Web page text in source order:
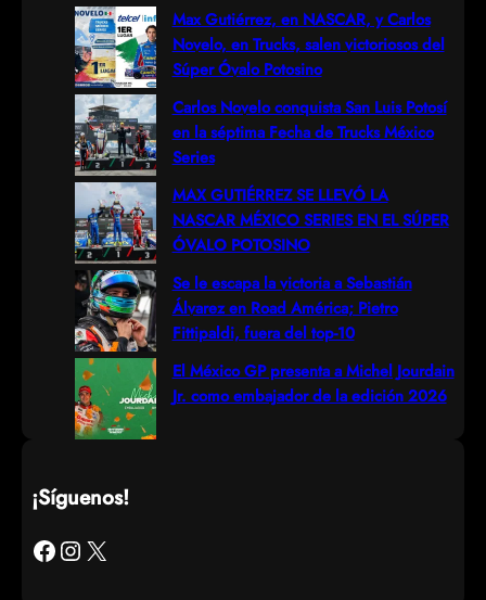
Max Gutiérrez, en NASCAR, y Carlos
Novelo, en Trucks, salen victoriosos del
Súper Óvalo Potosino
Carlos Novelo conquista San Luis Potosí
en la séptima Fecha de Trucks México
Series
MAX GUTIÉRREZ SE LLEVÓ LA
NASCAR MÉXICO SERIES EN EL SÚPER
ÓVALO POTOSINO
Se le escapa la victoria a Sebastián
Álvarez en Road América; Pietro
Fittipaldi, fuera del top-10
El México GP presenta a Michel Jourdain
Jr. como embajador de la edición 2026
¡Síguenos!
Facebook Instagram X